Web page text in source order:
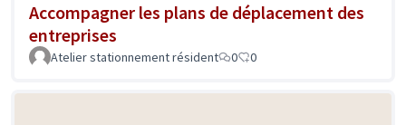
Accompagner les plans de déplacement des
entreprises
Atelier stationnement résident 0 0